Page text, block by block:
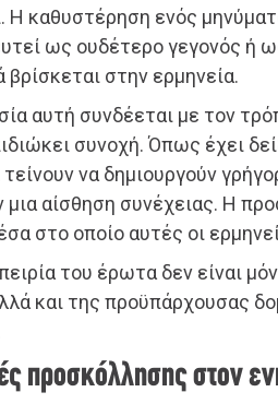
Η καθυστέρηση ενός
ως ουδέτερο γεγονός ή
στην ερμηνεία.
αυτή συνδέεται με τον
συνοχή. Όπως έχει
να δημιουργούν
μια αίσθηση συνέχειας. Η
στο οποίο αυτές οι
του έρωτα δεν είναι
και της προϋπάρχουσας
προσκόλλησης στον